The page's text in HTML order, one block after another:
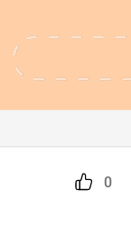
0